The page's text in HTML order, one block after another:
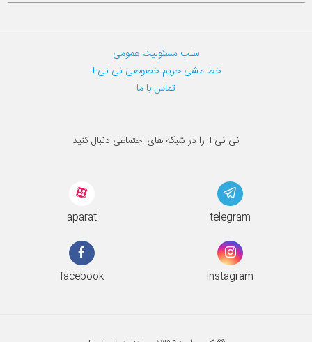
سلب مسئولیت عمومی
خط مشی حریم خصوصی نی نی+
تماس با ما
نی نی+ را در شبکه های اجتماعی دنبال کنید
aparat telegram
facebook instagram